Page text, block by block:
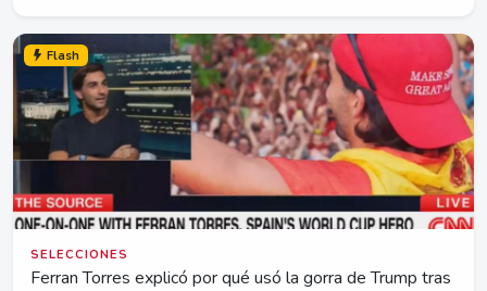
Flash
SELECCIONES
Ferran Torres explicó por qué usó la gorra de Trump tras